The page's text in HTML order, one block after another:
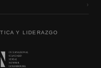
›
Y LIDERAZGO